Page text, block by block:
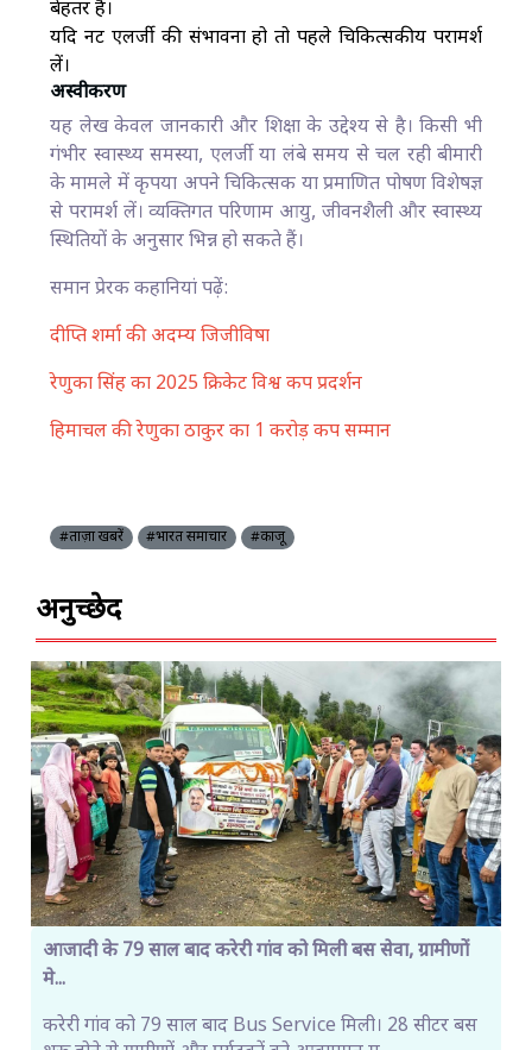
बेहतर हैं।
यदि नट एलर्जी की संभावना हो तो पहले चिकित्सकीय परामर्श
लें।
अस्वीकरण
यह लेख केवल जानकारी और शिक्षा के उद्देश्य से है। किसी भी
गंभीर स्वास्थ्य समस्या, एलर्जी या लंबे समय से चल रही बीमारी
के मामले में कृपया अपने चिकित्सक या प्रमाणित पोषण विशेषज्ञ
से परामर्श लें। व्यक्तिगत परिणाम आयु, जीवनशैली और स्वास्थ्य
स्थितियों के अनुसार भिन्न हो सकते हैं।
समान प्रेरक कहानियां पढ़ें:
दीप्ति शर्मा की अदम्य जिजीविषा
रेणुका सिंह का 2025 क्रिकेट विश्व कप प्रदर्शन
हिमाचल की रेणुका ठाकुर का 1 करोड़ कप सम्मान
#ताज़ा खबरें #भारत समाचार #काजू
अनुच्छेद
आजादी के 79 साल बाद करेरी गांव को मिली बस सेवा, ग्रामीणों
मे...
करेरी गांव को 79 साल बाद Bus Service मिली। 28 सीटर बस